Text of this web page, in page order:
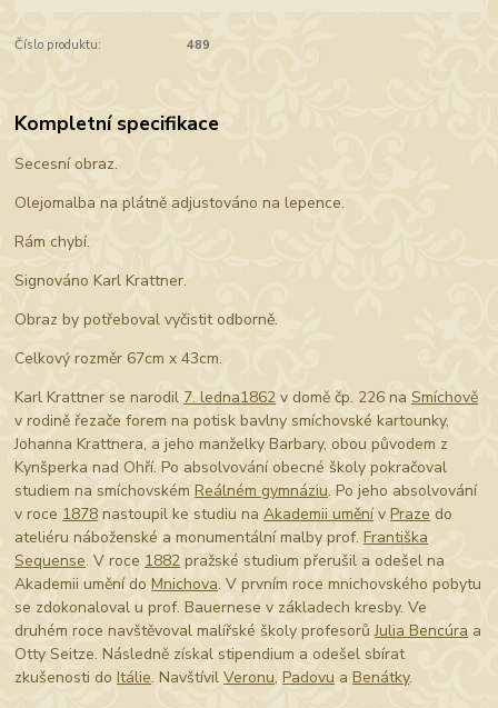
Číslo produktu: 489
Kompletní specifikace
Secesní obraz.
Olejomalba na plátně adjustováno na lepence.
Rám chybí.
Signováno Karl Krattner.
Obraz by potřeboval vyčistit odborně.
Celkový rozměr 67cm x 43cm.
Karl Krattner se narodil 7. ledna1862 v domě čp. 226 naSmíchově
v rodině řezače forem na potisk bavlny smíchovské kartounky,
Johanna Krattnera, a jeho manželky Barbary, obou původem z
Kynšperka nad Ohří. Po absolvování obecné školy pokračoval
studiem na smíchovskémReálném gymnáziu. Po jeho absolvování
v roce 1878 nastoupil ke studiu naAkademii uměnív Praze do
ateliéru náboženské a monumentální malby prof. Františka
Sequense. V roce 1882 pražské studium přerušil a odešel na
Akademii umění doMnichova. V prvním roce mnichovského pobytu
se zdokonaloval u prof. Bauernese v základech kresby. Ve
druhém roce navštěvoval malířské školy profesorůJulia Bencúra a
Otty Seitze. Následně získal stipendium a odešel sbírat
zkušenosti do Itálie. NavštívilVeronu,Padovu aBenátky.